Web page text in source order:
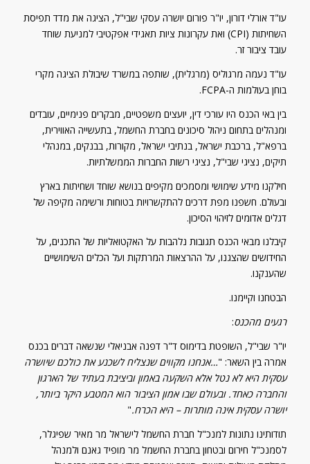
השחיתות (CPI) ואת עקרונות ציות תאגידי אפקטיבי למניעת שוחד
עובד ציבור זר.
בוחן בעולמות ה-FCPA.
ומנהלים בתחום ניהול סיכונים בחברת החשמל, בתעשייה האווירית,
ברפא"ל, ברכבת ישראל, בנתיבי ישראל, מקורות, בבנקים, במנהלי
תיקים, נציגי שבי"ל, נציגי רשות החברות הממשלתיות.
ובעולם. חשפנו מפת דרכים להתקשרויות בטוחות ורשימה מקיפה של
דגלים אדומים לזיהוי הסיכון.
החידושים שהצגנו, על ההרצאות המרתקות ועל הכלים השימושיים
שהענקנו.
אמרה בין השאר: "…אנחנו מקווים שנצליח לשכנע את כולכם שיושרה
עסקית היא לא נטל אלא השקעה באמון וביציבת בעתיד של הארגון
והחברה כאחד. ובעולם שבו אמון הציבור הוא המטבע היקר ביותר,
יושרה עסקית אינה מותרות – היא הכרח. "
לסמנכ"ל חירום ובטחון בחברת החשמל מר מופיד גאנם ולמנהל
מחלקת מעילות והואות, סייבר ואבטחת מידע מר דורון ברגר על